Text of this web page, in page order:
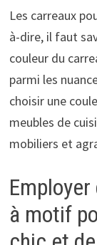
Les carreaux
à-dire, il faut
couleur du
parmi les
choisir une
meubles de
mobiliers et
à motif